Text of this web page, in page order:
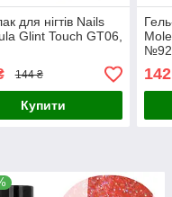
для нігтів Nails
Glint Touch GT06,
144 ₴
Купити
142